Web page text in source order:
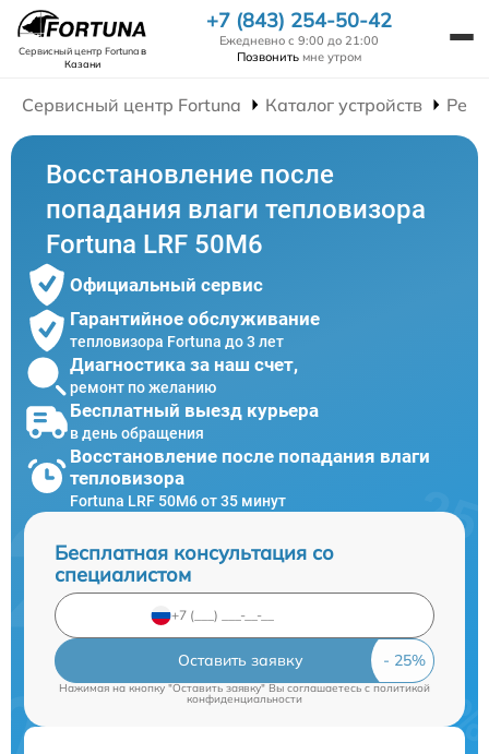
Сервисный центр Fortunaв
Казани
+7 (843) 254-50-42
Ежедневно с 9:00 до 21:00
Позвонить мне утром
Сервисный центр Fortuna Каталог устройств
Восстановление после
попадания влаги тепловизора
Fortuna LRF 50M6
Официальный сервис
Гарантийное обслуживание
тепловизора Fortuna до 3 лет
Диагностика за наш счет,
ремонт по желанию
Бесплатный выезд курьера
в день обращения
Восстановление после попадания влаги
тепловизора
Fortuna LRF 50M6 от 35 минут
Бесплатная консультация со
специалистом
Оставить заявку
Нажимая на кнопку "Оставить заявку" Вы соглашаетесь cполитикой
конфиденциальности